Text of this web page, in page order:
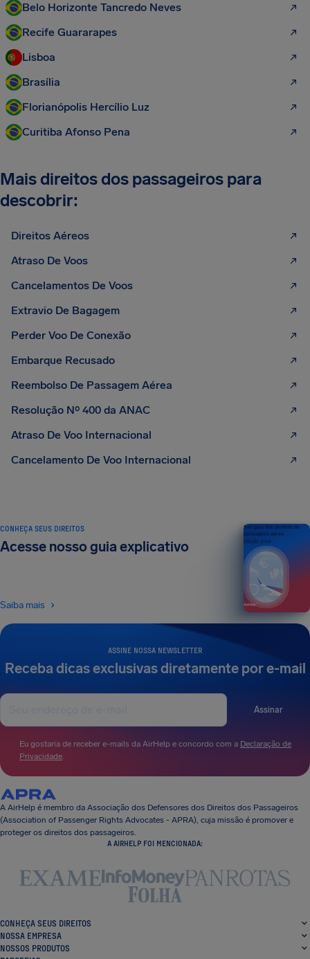
Belo Horizonte Tancredo Neves
Recife Guararapes
Lisboa
Brasília
Florianópolis Hercílio Luz
Curitiba Afonso Pena
Mais direitos dos passageiros para
descobrir:
Direitos Aéreos
Atraso De Voos
Cancelamentos De Voos
Extravio De Bagagem
Perder Voo De Conexão
Embarque Recusado
Reembolso De Passagem Aérea
Resolução Nº 400 da ANAC
Atraso De Voo Internacional
Cancelamento De Voo Internacional
ASSINE NOSSA NEWSLETTER
Receba dicas exclusivas diretamente por e-mail
Assinar
Eu gostaria de receber e-mails da AirHelp e concordo com a Declaração de
Privacidade.
CONHEÇA SEUS DIREITOS
Acesse nosso guia explicativo
Saiba mais
Seu guia dos direitos do
passageiro aéreo
EDIÇÃO 2026
A AirHelp é membro da Associação dos Defensores dos Direitos dos Passageiros
(Association of Passenger Rights Advocates - APRA), cuja missão é promover e
proteger os direitos dos passageiros.
A AIRHELP FOI MENCIONADA:
CONHEÇA SEUS DIREITOS
NOSSA EMPRESA
NOSSOS PRODUTOS